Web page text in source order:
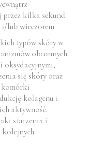
przez kilka sekund.
lub wieczorem.
typów skóry w
obronnych.
oksydacyjnymi,
się skóry oraz
komórki
kolagenu i
aktywność.
starzenia i
kolejnych